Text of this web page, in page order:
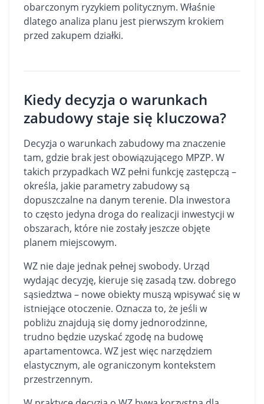
obarczonym ryzykiem politycznym. Właśnie
dlatego analiza planu jest pierwszym krokiem
przed zakupem działki.
Kiedy decyzja o warunkach
zabudowy staje się kluczowa?
Decyzja o warunkach zabudowy ma znaczenie
tam, gdzie brak jest obowiązującego MPZP. W
takich przypadkach WZ pełni funkcję zastępczą –
określa, jakie parametry zabudowy są
dopuszczalne na danym terenie. Dla inwestora
to często jedyna droga do realizacji inwestycji w
obszarach, które nie zostały jeszcze objęte
planem miejscowym.
WZ nie daje jednak pełnej swobody. Urząd
wydając decyzję, kieruje się zasadą tzw. dobrego
sąsiedztwa – nowe obiekty muszą wpisywać się w
istniejące otoczenie. Oznacza to, że jeśli w
pobliżu znajdują się domy jednorodzinne,
trudno będzie uzyskać zgodę na budowę
apartamentowca. WZ jest więc narzędziem
elastycznym, ale ograniczonym kontekstem
przestrzennym.